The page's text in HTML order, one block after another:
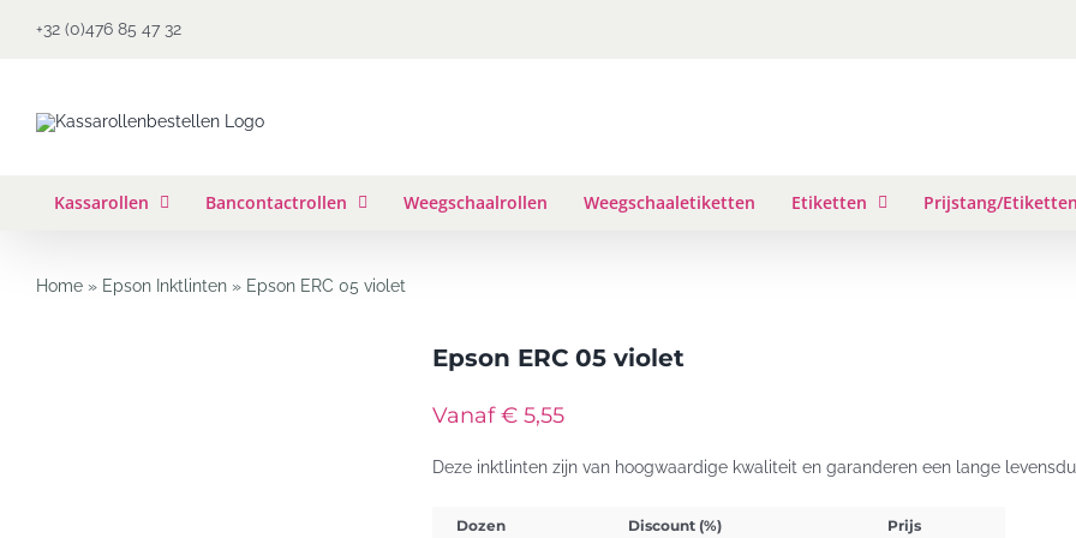
+32 (0)476 85 47 32
Kassarollen Bancontactrollen Weegschaalrollen Weegschaaletiketten Etiketten Prijstang/
Home » Epson Inktlinten » Epson ERC 05 violet
Epson ERC 05 violet
Vanaf € 5,55
Deze inktlinten zijn van hoogwaardige kwaliteit en garanderen een lange
Dozen Discount (%) Prijs